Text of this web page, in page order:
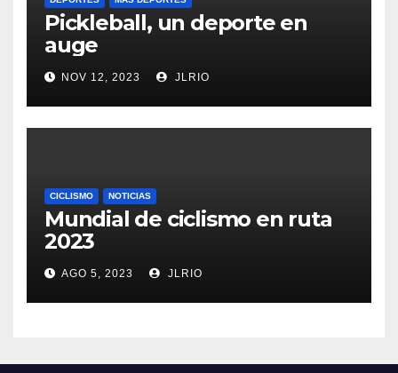
Pickleball, un deporte en
auge
NOV 12, 2023 JLRIO
CICLISMO NOTICIAS
Mundial de ciclismo en ruta
2023
AGO 5, 2023 JLRIO